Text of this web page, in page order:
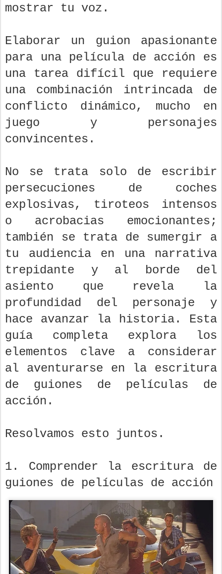
mostrar tu voz.
Elaborar un guion apasionante
para una película de acción es
una tarea difícil que requiere
una combinación intrincada de
conflicto dinámico, mucho en
juego y personajes
convincentes.
No se trata solo de escribir
persecuciones de coches
explosivas, tiroteos intensos
o acrobacias emocionantes;
también se trata de sumergir a
tu audiencia en una narrativa
trepidante y al borde del
asiento que revela la
profundidad del personaje y
hace avanzar la historia. Esta
guía completa explora los
elementos clave a considerar
al aventurarse en la escritura
de guiones de películas de
acción.
Resolvamos esto juntos.
1. Comprender la escritura de
guiones de películas de acción